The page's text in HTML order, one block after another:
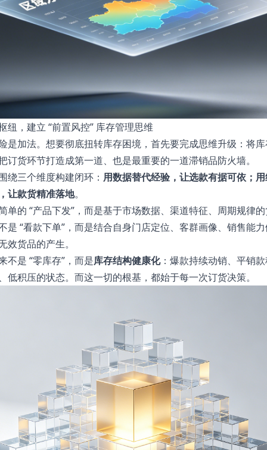
纽，建立 “前置风控” 库存管理思维
是加法。想要彻底扭转库存困境，首先要完成思维升级：将
订货环节打造成第一道、也是最重要的一道滞销品防火墙。
绕三个维度构建闭环： 用数据替代经验，让选款有据可依；
让款货精准落地。
单的 “产品下发”，而是基于市场数据、渠道特征、周期规律
是 “看款下单”，而是结合自身门店定位、客群画像、销售能
货品的产生。
不是 “零库存”，而是库存结构健康化：爆款持续动销、平销
低积压的状态。而这一切的根基，都始于每一次订货决策。